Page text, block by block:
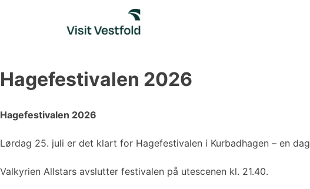
Hagefestivalen 2026
Hagefestivalen 2026
Lørdag 25. juli er det klart for Hagefestivalen i Kurbadhagen – en
Valkyrien Allstars avslutter festivalen på utescenen kl. 21.40.